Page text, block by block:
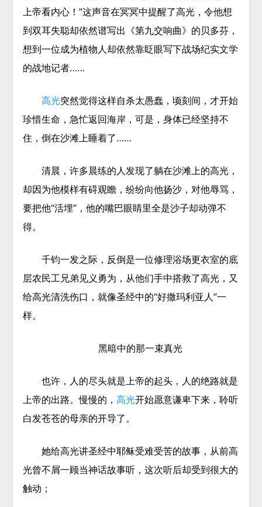
上帝看内心！”这声音在冥冥中提醒了高光，令他想
到双耳失聪却依然谱写出《第九交响曲》的贝多芬，
想到一位成为植物人却依然靠眨眼写下战场纪实文学
的战地记者……
高光突然觉得这样自杀太愚蠢，顷刻间，才开始
珍惜生命，急忙返回海岸，可是，身体已经坚持不
住，倒在沙滩上睡着了……
清晨，许多晨练的人发现了躺在沙滩上的高光，
却因为他模样有碍观瞻，纷纷向他扬沙，对他辱骂，
要把他“活埋”，他的嘴巴眼睛里全是沙子却动弹不
得。
千钧一发之际，反倒是一位修理浴场更衣室的底
层农民工兄弟见义勇为，从他们手中搭救了高光，又
给高光清洗伤口，就像圣经中的“好撒玛利亚人”一
样。
黑暗中的那一束真光
也许，人的尽头就是上帝的起头，人的绝路就是
上帝的出路。慢慢的， 高光开始愿意谦卑下来，聆听
白发苍苍的母亲的开导了。
她给高光讲圣经中耶稣受难受苦的故事，从前高
光曾不屑一顾当神话故事听，这次听后却受到很大的
触动；